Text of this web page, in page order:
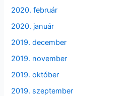
2020. február
2020. január
2019. december
2019. november
2019. október
2019. szeptember